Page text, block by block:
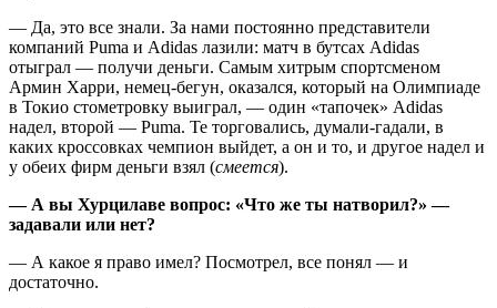
— Да, это все знали. За нами постоянно представители
компаний Puma и Adidas лазили: матч в бутсах Adidas
отыграл — получи деньги. Самым хитрым спортсменом
Армин Харри, немец-бегун, оказался, который на Олимпиаде
в Токио стометровку выиграл, — один «тапочек» Adidas
надел, второй — Puma. Те торговались, думали-гадали, в
каких кроссовках чемпион выйдет, а он и то, и другое надел и
у обеих фирм деньги взял (смеется).
— А вы Хурцилаве вопрос: «Что же ты натворил?» —
задавали или нет?
— А какое я право имел? Посмотрел, все понял — и
достаточно.